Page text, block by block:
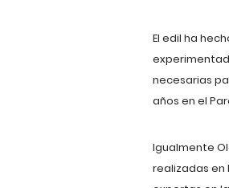
El edil ha
necesarias
años en el
Igualmente
realizadas en